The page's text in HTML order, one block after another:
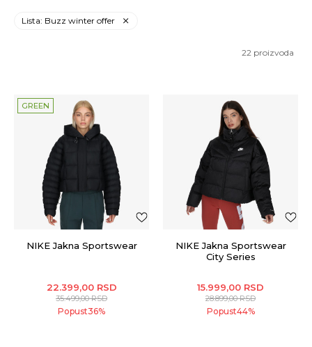
Lista: Buzz winter offer
22 proizvoda
GREEN
NIKE Jakna Sportswear
22.399,00 RSD
35.499,00RSD
Popust36%
NIKE Jakna Sportswear
City Series
15.999,00 RSD
28.899,00RSD
Popust44%